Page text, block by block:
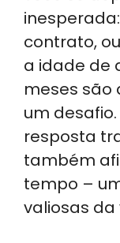
contrato,
a idade de
meses são
um
resposta
também
tempo –
valiosas da